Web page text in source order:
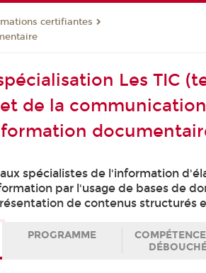
certifiantes
Les TIC
de la
spécialistes de l'information
par l'usage de bases de
de contenus structurés
PROGRAMME